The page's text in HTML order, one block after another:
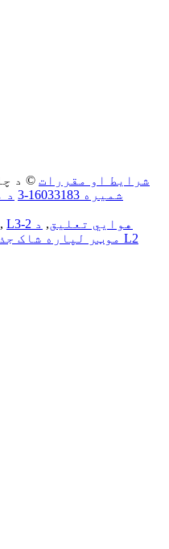
شرایط او مقررات
د ICP شمیره 16033183-3
د
, L3-2 هوايي تعلیق, د
موټر لپاره شاک